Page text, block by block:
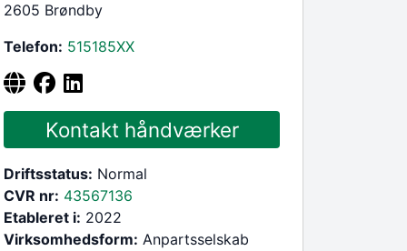
2605 Brøndby
Telefon: 515185XX
Kontakt håndværker
Driftsstatus: Normal
CVR nr: 43567136
Etableret i: 2022
Virksomhedsform: Anpartsselskab